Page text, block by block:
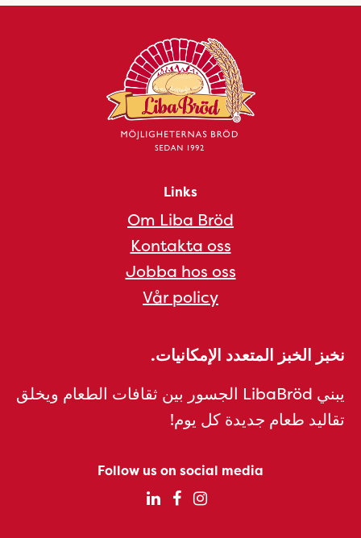
Links
Om Liba Bröd
Kontakta oss
Jobba hos oss
Vår policy
نخبز الخبز المتعدد الإمكانيات.
يبني LibaBröd الجسور بين ثقافات الطعام ويخلق
تقاليد طعام جديدة كل يوم!
Follow us on social media